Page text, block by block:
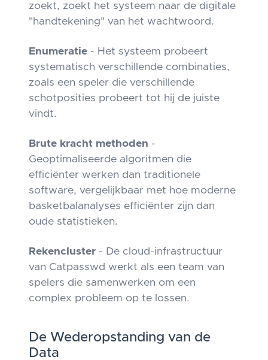
zoekt, zoekt het systeem naar de digitale
"handtekening" van het wachtwoord.
Enumeratie - Het systeem probeert
systematisch verschillende combinaties,
zoals een speler die verschillende
schotposities probeert tot hij de juiste
vindt.
Brute kracht methoden -
Geoptimaliseerde algoritmen die
efficiënter werken dan traditionele
software, vergelijkbaar met hoe moderne
basketbalanalyses efficiënter zijn dan
oude statistieken.
Rekencluster - De cloud-infrastructuur
van Catpasswd werkt als een team van
spelers die samenwerken om een
complex probleem op te lossen.
De Wederopstanding van de
Data